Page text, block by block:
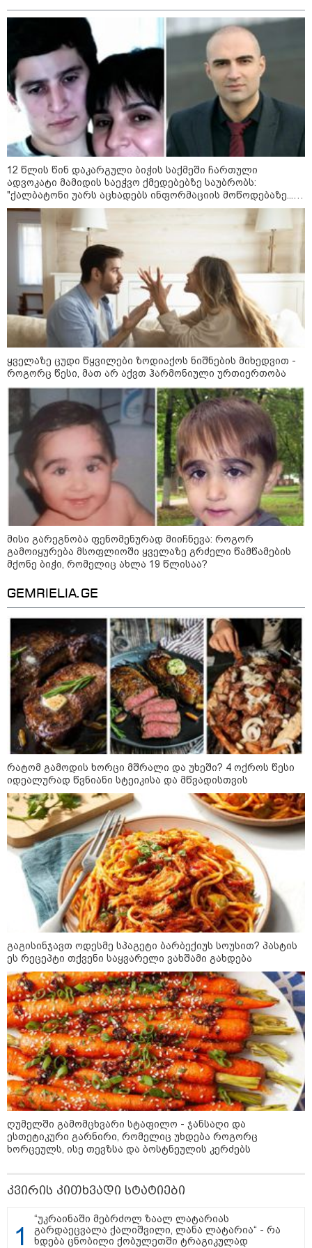
21:03 / 05-08-2026
რამ გამოიწვია საქართველოს
ელექტროენერგეტიკული სისტემის სრული
გათიშვა - რას ამბობს სემეკ-ის წევრი
23:14 / 06-08-2026
სამოქალაქო საზოგადოების
წარმომადგენლები 2008 წლის
რუსეთ-საქართველოს აგვისტოს
ომის 18 წლისთავთან
დაკავშირებით ერთობლივ
განცხადებას ავრცელებენ
22:35 / 06-08-2026
"კიდევ ერთხელ მოვუწოდებ
საქართველოს მთავრობას, მისი
დაუყოვნებლივი და უპირობო
გათავისუფლებისკენ" - რას
წერს ეუთო-ს წარმომადგენელი
მზია ამაღლობელზე?
21:38 / 06-08-2026
"ჩვენთვის ეს ეგზოტიკაა, ჩვენს
სტუმრებს ასე ვუხსნით - ბევრი
სანთელი, ეგზოტიკა და
რომანტიკული საღამოები" -
შალვა ალავერდაშვილი
ელექტროენერგიის გათიშვებზე
21:08 / 06-08-2026
იმნაძის 10 თვის თავზე დაკავება
- რა უნდა თქვას 16 წლის
ბავშვმა, რომელიც 9 თვის
განმავლობაში
წარმოუდგენელი
ფსიქოლოგიური ტერორის ქვეშ
არის" - რას აცხადებს ნია
იმნაძის ადვოკატი?
კატეგორიის ყველა სიახლე
რატომ ჩაბნელდა საქართველო
მესამედ: საბოტაჟი, ტექნიკური
ხარვეზი თუ
არაპროფესიონალიზმი?! -
სანდრო თვალჭრელიძის ანალიზი
ჩაკეტილი „პოლიტიკური
სამკუთხედი“ - კულუარული
თამაშები, რომლებიც დიდი
სისხლის ფასად ჯდება
„ოქტომბრისთვის საქართველოს
არჩევანის გაკეთება მოუწევს...
„ორ სკამზე ჯდომის“
შესაძლებლობა შეიძლება
დასრულდეს“ - მირიან
მირიანაშვილის ანალიზი
ჯარისკაცი, რომელიც 29 წელი
იბრძოდა, რადგან ომის
დამთავრების არ სჯეროდა...
მეცნიერება
12 წლის წინ დაკარგული ბიჭის საქმეში ჩართული
ადვოკატი მამიდის საეჭვო ქმედებებზე საუბრობს:
"ქალბატონი უარს აცხადებს ინფორმაციის მოწოდებაზე...
წლობით მიმდინარეობდა საქმის ჩაფარცხვის ოპერაცია"
ყველაზე ცუდი წყვილები ზოდიაქოს ნიშნების მიხედვით -
როგორც წესი, მათ არ აქვთ ჰარმონიული ურთიერთობა
მისი გარეგნობა ფენომენურად მიიჩნევა: როგორ
გამოიყურება მსოფლიოში ყველაზე გრძელი წამწამების
მქონე ბიჭი, რომელიც ახლა 19 წლისაა?
GEMRIELIA.GE
რატომ გამოდის ხორცი მშრალი და უხეში? 4 ოქროს წესი
იდეალურად წვნიანი სტეიკისა და მწვადისთვის
გაგისინჯავთ ოდესმე სპაგეტი ბარბექიუს სოუსით? პასტის
ეს რეცეპტი თქვენი საყვარელი ვახშამი გახდება
ღუმელში გამომცხვარი სტაფილო - ჯანსაღი და
ესთეტიკური გარნირი, რომელიც უხდება როგორც
ხორცეულს, ისე თევზსა და ბოსტნეულის კერძებს
კვირის კითხვადი სტატიები
“უკრაინაში მებრძოლ ზაალ ლატარიას
გარდაეცვალა ქალიშვილი, ლანა ლატარია“ - რა
ხდება ცნობილი ქობულეთში ტრაგიკულად